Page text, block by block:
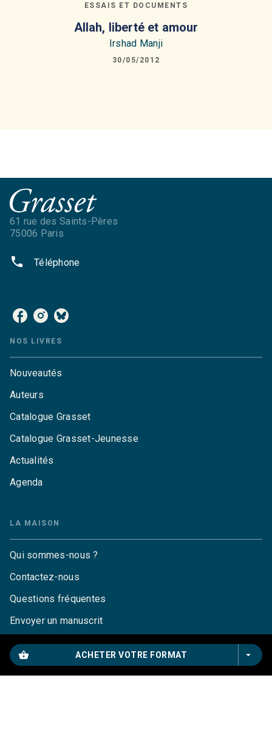
shopping_basket ACHETER VOTRE FORMAT arrow_drop_down
ESSAIS ET DOCUMENTS
Allah, liberté et amour
Irshad Manji
30/05/2012
61 rue des Saints-Pères
75006 Paris
phone Téléphone
NOS LIVRES
Nouveautés
Auteurs
Catalogue Grasset
Catalogue Grasset-Jeunesse
Actualités
Agenda
LA MAISON
Qui sommes-nous ?
Contactez-nous
Questions fréquentes
Envoyer un manuscrit
Service de presse
Droits